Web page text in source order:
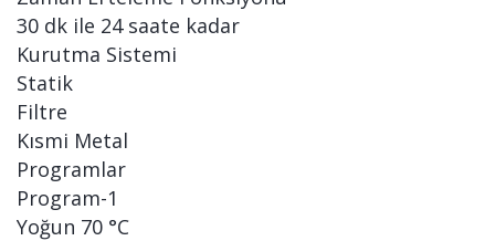
30 dk ile 24 saate kadar
Kurutma Sistemi
Statik
Filtre
Kısmi Metal
Programlar
Program-1
Yoğun 70 °C